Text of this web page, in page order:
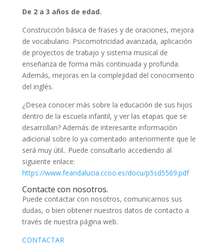
De 2 a 3 años de edad.
Construcción básica de frases y de oraciones, mejora
de vocabulario. Psicomotricidad avanzada, aplicación
de proyectos de trabajo y sistema musical de
enseñanza de forma más continuada y profunda.
Además, mejoras en la complejidad del conocimiento
del inglés.
¿Desea conocer más sobre la educación de sus hijos
dentro de la escuela infantil, y ver las etapas que se
desarrollan? Además de interesante información
adicional sobre lo ya comentado anteriormente que le
será muy útil.. Puede consultarlo accediendo al
siguiente enlace:
https://www.feandalucia.ccoo.es/docu/p5sd5569.pdf
Contacte con nosotros.
Puede contactar con nosotros, comunicarnos sus
dudas, o bien obtener nuestros datos de contacto a
través de nuestra página web.
CONTACTAR